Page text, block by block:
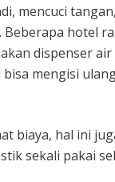
mencuci
hotel
dispenser
mengisi
biaya, hal ini
sekali pakai